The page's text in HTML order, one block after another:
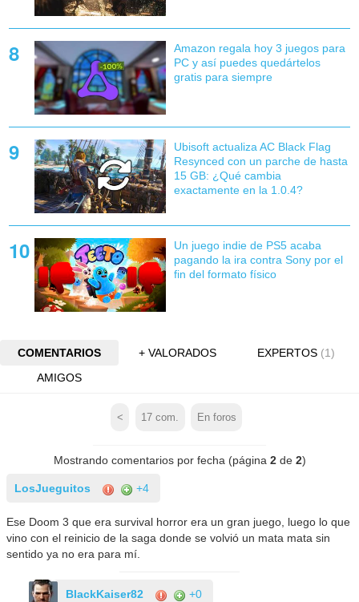
Amazon regala hoy 3 juegos para
PC y así puedes quedártelos
gratis para siempre
Ubisoft actualiza AC Black Flag
Resynced con un parche de hasta
15 GB: ¿Qué cambia
exactamente en la 1.0.4?
Un juego indie de PS5 acaba
pagando la ira contra Sony por el
fin del formato físico
COMENTARIOS + VALORADOS EXPERTOS (1)
AMIGOS
< 17 com. En foros
Mostrando comentarios por fecha (página 2de 2)
LosJueguitos +4
Ese Doom 3 que era survival horror era un gran juego, luego lo que
vino con el reinicio de la saga donde se volvió un mata mata sin
sentido ya no era para mí.
BlackKaiser82 +0